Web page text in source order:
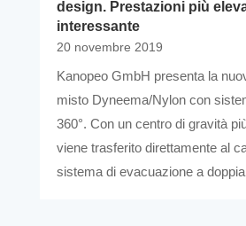
design. Prestazioni più
interessante
20 novembre 2019
Kanopeo GmbH presenta la
misto Dyneema/Nylon con
360°. Con un centro di gravità
viene trasferito direttamente al
sistema di evacuazione a